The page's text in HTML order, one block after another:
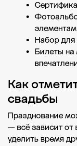
Набор для
Билеты на
Как
свадьбы
Празднование
— всё зависит от
уделить время